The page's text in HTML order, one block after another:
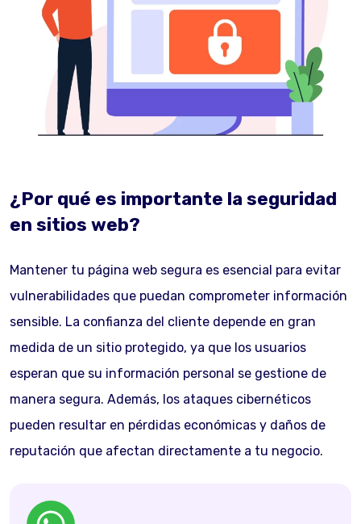
¿Por qué es importante la seguridad
en sitios web?
Mantener tu página web segura es esencial para evitar
vulnerabilidades que puedan comprometer información
sensible. La confianza del cliente depende en gran
medida de un sitio protegido, ya que los usuarios
esperan que su información personal se gestione de
manera segura. Además, los ataques cibernéticos
pueden resultar en pérdidas económicas y daños de
reputación que afectan directamente a tu negocio.